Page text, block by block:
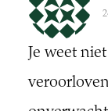
Je weet